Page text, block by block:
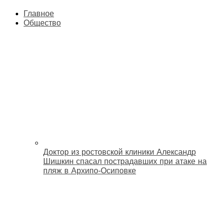
Главное
Общество
Доктор из ростовской клиники Александр
Шишкин спасал пострадавших при атаке на
пляж в Архипо‑Осиповке